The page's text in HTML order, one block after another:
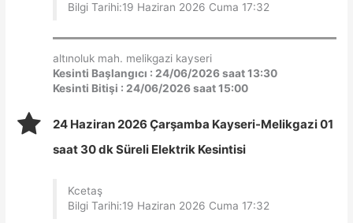
Bilgi Tarihi:19 Haziran 2026 Cuma 17:32
altınoluk mah. melikgazi kayseri
Kesinti Başlangıcı : 24/06/2026 saat 13:30
Kesinti Bitişi : 24/06/2026 saat 15:00
24 Haziran 2026 Çarşamba Kayseri-Melikgazi 01
saat 30 dk Süreli Elektrik Kesintisi
Kcetaş
Bilgi Tarihi:19 Haziran 2026 Cuma 17:32